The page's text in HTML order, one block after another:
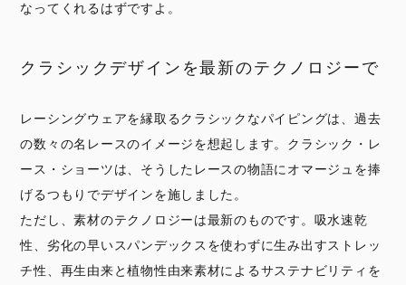
なってくれるはずですよ。
クラシックデザインを最新のテクノロジーで
レーシングウェアを縁取るクラシックなパイピングは、過去
の数々の名レースのイメージを想起します。クラシック・レ
ース・ショーツは、そうしたレースの物語にオマージュを捧
げるつもりでデザインを施しました。
ただし、素材のテクノロジーは最新のものです。吸水速乾
性、劣化の早いスパンデックスを使わずに生み出すストレッ
チ性、再生由来と植物性由来素材によるサステナビリティを